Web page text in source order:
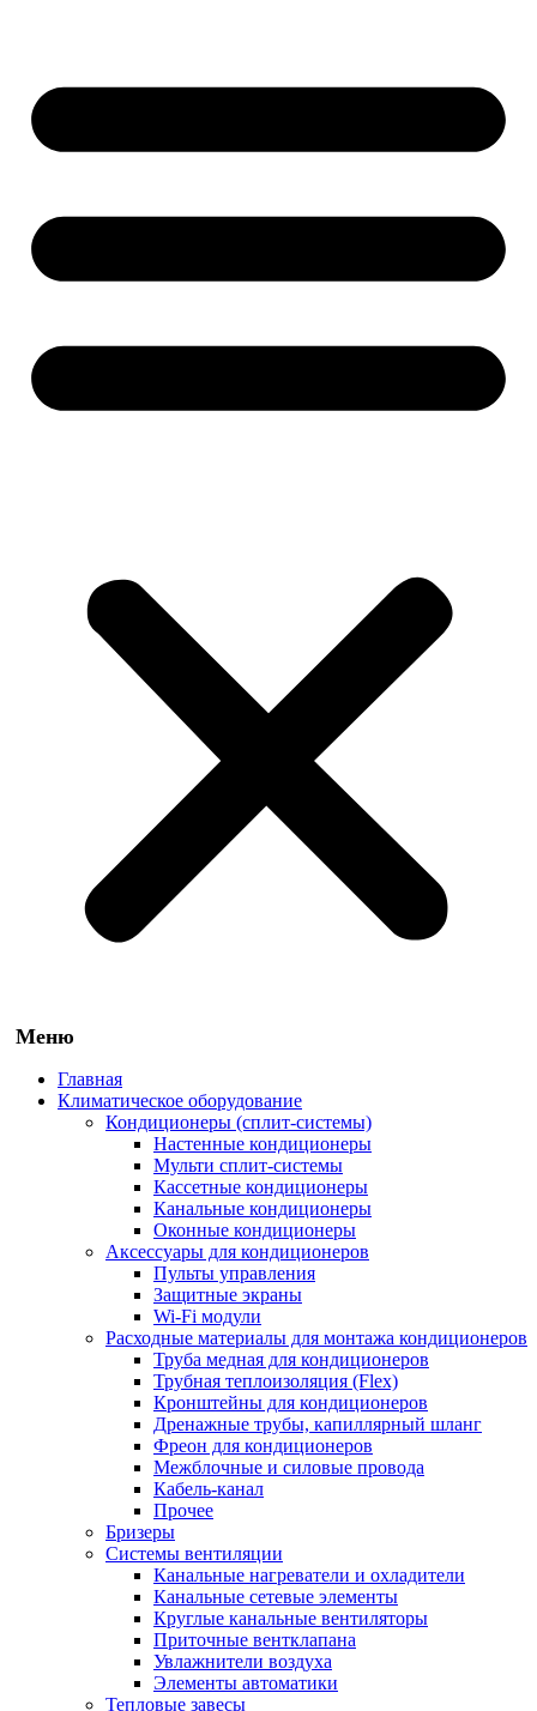
Главная
Климатическое оборудование
Кондиционеры (сплит-системы)
Настенные кондиционеры
Мульти сплит-системы
Кассетные кондиционеры
Канальные кондиционеры
Оконные кондиционеры
Аксессуары для кондиционеров
Пульты управления
Защитные экраны
Wi-Fi модули
Расходные материалы для монтажа кондиционеров
Труба медная для кондиционеров
Трубная теплоизоляция (Flex)
Кронштейны для кондиционеров
Дренажные трубы, капиллярный шланг
Фреон для кондиционеров
Межблочные и силовые провода
Кабель-канал
Прочее
Бризеры
Системы вентиляции
Канальные нагреватели и охладители
Канальные сетевые элементы
Круглые канальные вентиляторы
Приточные вентклапана
Увлажнители воздуха
Элементы автоматики
Тепловые завесы